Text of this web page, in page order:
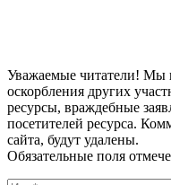
Уважаемые читатели! Мы
оскорбления других
ресурсы, враждебные
посетителей ресурса.
сайта, будут удалены.
Обязательные поля